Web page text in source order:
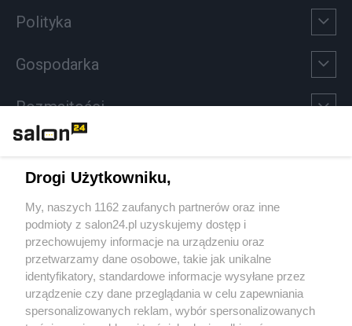
Polityka
Gospodarka
Rozmaitości
Sport
Społeczeństwo
Kultura
Drogi Użytkowniku,
My, naszych 1162 zaufanych partnerów oraz inne
podmioty z salon24.pl uzyskujemy dostęp i
przechowujemy informacje na urządzeniu oraz
przetwarzamy dane osobowe, takie jak unikalne
identyfikatory, standardowe informacje wysyłane przez
urządzenie czy dane przeglądania w celu zapewniania
spersonalizowanych reklam, wybór spersonalizowanych